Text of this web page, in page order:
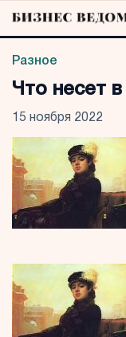
Разное
Что несет
15 ноября 2022